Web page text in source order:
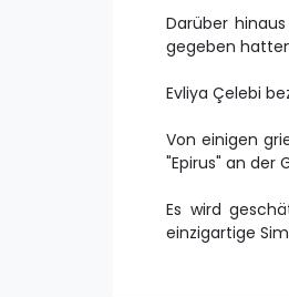
Darüber
gegeben
Evliya Çelebi
Von einigen
"Epirus" an der
Es wird
einzigartige